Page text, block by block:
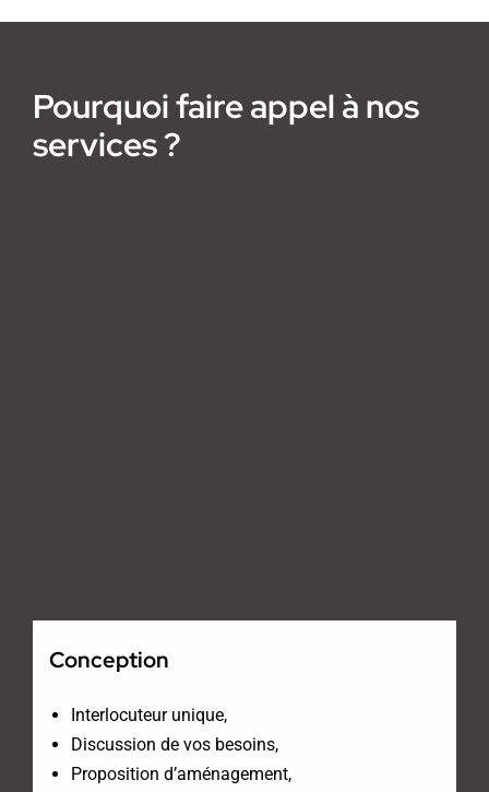
Pourquoi faire appel à nos
services ?
Conception
Interlocuteur unique,
Discussion de vos besoins,
Proposition d’aménagement,